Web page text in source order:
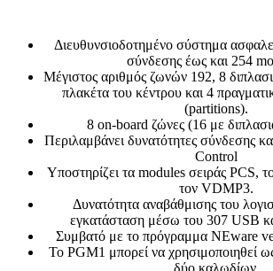
Διευθυνσιοδοτημένο σύστημα
σύνδεσης έως και 254
Μέγιστος αριθμός ζωνών 192, 8
πλακέτα του κέντρου και 4
(partitions).
8 on-board ζώνες (16 με
Περιλαμβάνει δυνατότητες σύνδεσης
Control
Υποστηρίζει τα modules σειράς PCS,
τον VDMP3.
Δυνατότητα αναβάθμισης του
εγκατάσταση μέσω του 307 USB
Συμβατό με το πρόγραμμα NΕware
Το PGM1 μπορεί να χρησιμοποιηθεί
δύο καλωδίων.